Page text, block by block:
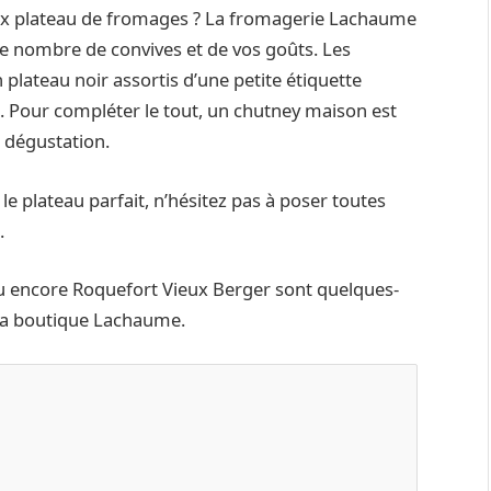
plateau de fromages ? La fromagerie Lachaume
de convives et de vos goûts. Les
noir assortis d’une petite étiquette
compléter le tout, un chutney maison est
plateau parfait, n’hésitez pas à poser toutes
Roquefort Vieux Berger sont quelques-
boutique Lachaume.